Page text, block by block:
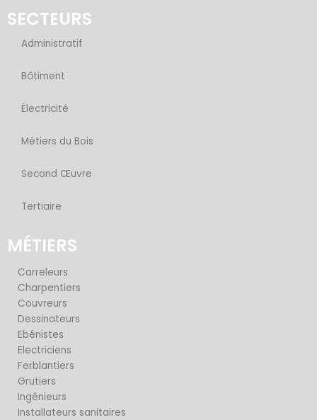
e
b
o
-
q
u
a
r
e
k
e
-
n
SECTEURS
Administratif
Bâtiment
Électricité
Métiers du Bois
Second Œuvre
Tertiaire
MÉTIERS
Carreleurs
Charpentiers
Couvreurs
Dessinateurs
Ebénistes
Electriciens
Ferblantiers
Grutiers
Ingénieurs
Installateurs sanitaires